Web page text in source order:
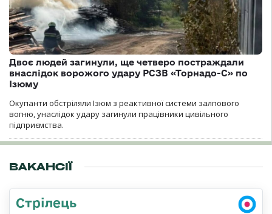
Двоє людей загинули, ще четверо постраждали
внаслідок ворожого удару РСЗВ «Торнадо-С» по
Ізюму
Окупанти обстріляли Ізюм з реактивної системи залпового
вогню, унаслідок удару загинули працівники цивільного
підприємства.
ВАКАНСІЇ
Стрілець